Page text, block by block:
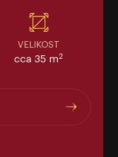
VELIKOST
cca 35 m2